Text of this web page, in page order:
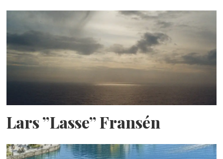
Lars ”Lasse” Fransén